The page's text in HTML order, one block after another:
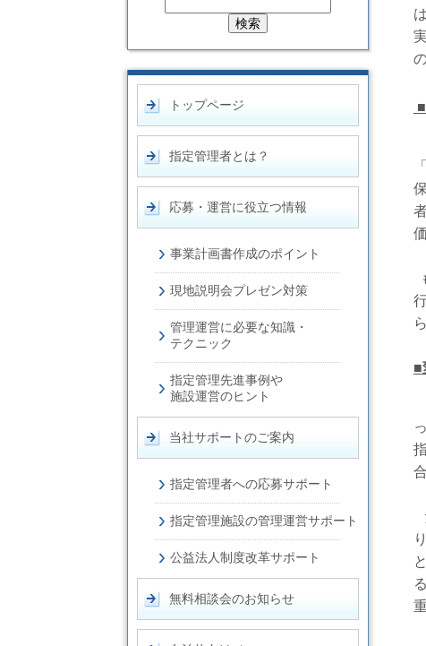
■
トップページ
指定管理者とは？
応募・運営に役立つ情報
事業計画書作成のポイント
現地説明会プレゼン対策
管理運営に必要な知識・
テクニック
指定管理先進事例や
施設運営のヒント
当社サポートのご案内
指定管理者への応募サポート
指定管理施設の管理運営サポート
公益法人制度改革サポート
無料相談会のお知らせ